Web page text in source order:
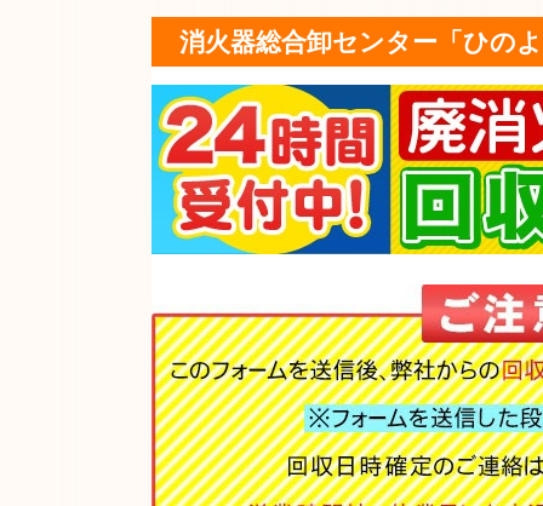
消火器総合卸センター「ひの